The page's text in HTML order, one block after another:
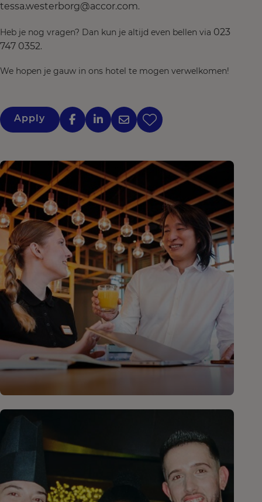
tessa.westerborg@accor.com.
Heb je nog vragen? Dan kun je altijd even bellen via 023
747 0352.
We hopen je gauw in ons hotel te mogen verwelkomen!
Apply